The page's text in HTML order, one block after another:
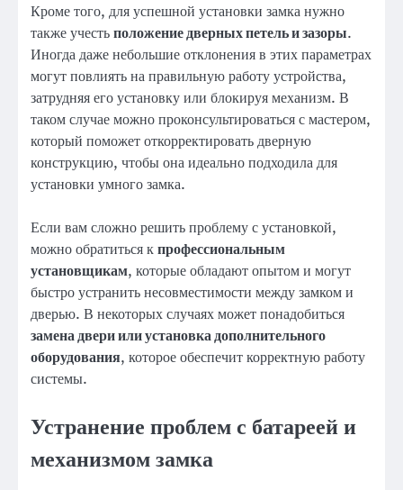
Кроме того, для успешной установки замка нужно
также учестьположение дверных петель и зазоры.
Иногда даже небольшие отклонения в этих параметрах
могут повлиять на правильную работу устройства,
затрудняя его установку или блокируя механизм. В
таком случае можно проконсультироваться с мастером,
который поможет откорректировать дверную
конструкцию, чтобы она идеально подходила для
установки умного замка.
Если вам сложно решить проблему с установкой,
можно обратиться кпрофессиональным
установщикам, которые обладают опытом и могут
быстро устранить несовместимости между замком и
дверью. В некоторых случаях может понадобиться
замена двери или установка дополнительного
оборудования, которое обеспечит корректную работу
системы.
Устранение проблем с батареей и
механизмом замка